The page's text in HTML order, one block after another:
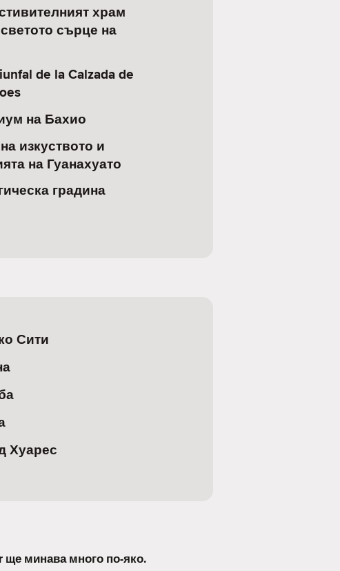
храм
сърце на
de la Calzada de
на Бахио
изкуството и
на Гуанахуато
градина
Сити
Хуарес
ще минава много по-яко.